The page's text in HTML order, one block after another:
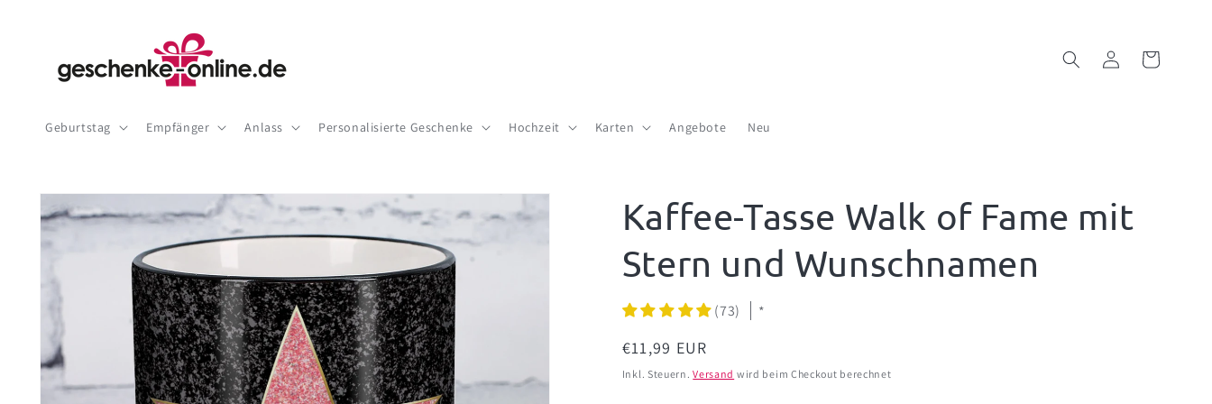
Geburtstag Empfänger Anlass Personalisierte Geschenke Hochzeit Karten Angebote Neu
EinloggenWarenkorb
Zu
Produktinformationen
springen
Kaffee-Tasse Walk of Fame mit
Stern und Wunschnamen
(73) *
Normaler
Preis
€11,99 EUR
Inkl. Steuern.Versand wird beim Checkout berechnet